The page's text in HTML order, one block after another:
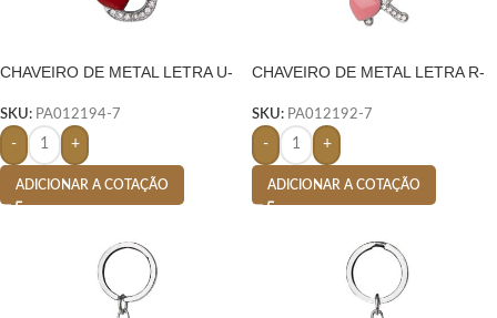
CHAVEIRO DE METAL LETRA U-
SKU: PA012194-7
- +
ADICIONAR A COTAÇÃO
CHAVEIRO DE METAL LETRA R-
SKU: PA012192-7
- +
ADICIONAR A COTAÇÃO